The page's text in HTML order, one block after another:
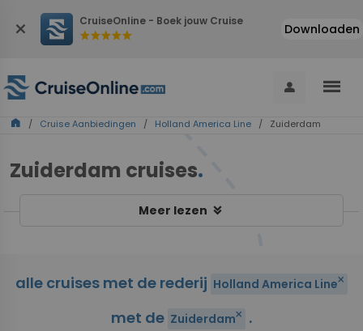
close CruiseOnline - Boek jouw Cruise
starstarstarstarstar Downloaden
person menu
home / Cruise Aanbiedingen / Holland America Line / Zuiderdam
Zuiderdam cruises.
Meer lezen keyboard_double_arrow_down
alle cruises met de rederij Holland America Lineclose
met de Zuiderdamclose .